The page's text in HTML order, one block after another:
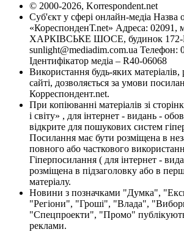
© 2000-2026, Korrespondent.net
Суб'єкт у сфері онлайн-медіа Назва
«КореспонденТ.net» Адреса: 02091,
ХАРКІВСЬКЕ ШОСЕ, будинок 172-
sunlight@mediadim.com.ua Телефон:
Ідентифікатор медіа – R40-06068
Використання будь-яких
сайті, дозволяється за умови
Корреспондент.net.
При копіюванні матеріалів зі
і світу» , для інтернет - видань -
відкрите для пошукових систем
Посилання має бути розміщена в
повного або часткового
Гіперпосилання ( для інтернет -
розміщена в підзаголовку або в
матеріалу.
Новини з позначками "Думка",
"Регіони", "Гроші", "Влада",
"Спецпроекти", "Промо"
реклами.